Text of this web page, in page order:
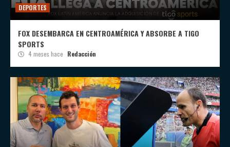
DEPORTES
FOX DESEMBARCA EN CENTROAMÉRICA Y ABSORBE A TIGO
SPORTS
4 meses hace Redacción